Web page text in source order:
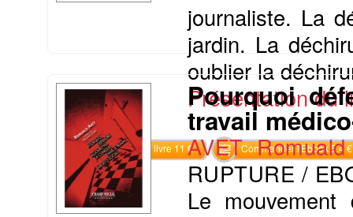
journaliste. La
jardin. La
oublier la
Présentation du
Commander le livre 11 € Commander l'Ebook 5.4 €
Pourquoi
travail
AVET Romuald
RUPTURE /
Le mouvement